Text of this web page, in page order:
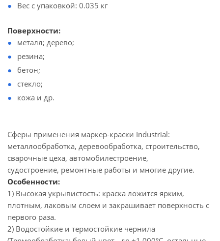
Вес с упаковкой: 0.035 кг
Поверхности:
металл; дерево;
резина;
бетон;
стекло;
кожа и др.
Сферы применения маркер-краски Industrial:
металлообработка, деревообработка, строительство,
сварочные цеха, автомобилестроение,
судостроение, ремонтные работы и многие другие.
Особенности:
1) Высокая укрывистость: краска ложится ярким,
плотным, лаковым слоем и закрашивает поверхность с
первого раза.
2) Водостойкие и термостойкие чернила